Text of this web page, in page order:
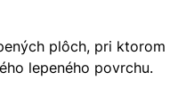
plôch, pri ktorom
lepeného povrchu.